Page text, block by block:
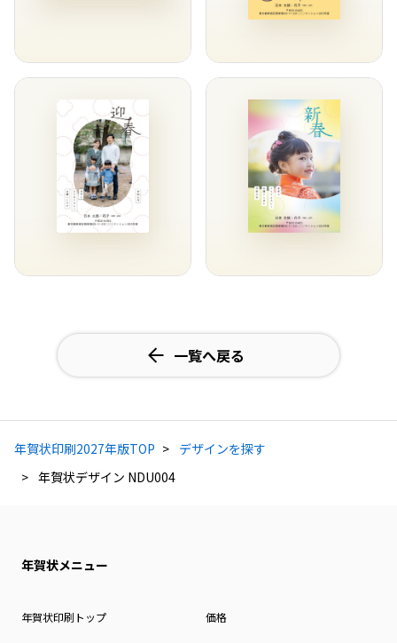
一覧へ戻る
年賀状印刷2027年版TOP
デザインを探す
年賀状デザイン NDU004
年賀状メニュー
年賀状印刷トップ 価格